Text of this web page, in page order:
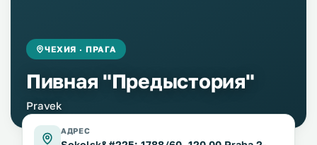
ЧЕХИЯ · ПРАГА
Пивная "Предыстория"
Pravek
АДРЕС